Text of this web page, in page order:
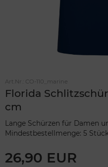
Art.Nr.: CO-110_marine
Florida
cm
Lange Schürzen für Damen
Mindestbestellmenge: 5
26,90 EUR